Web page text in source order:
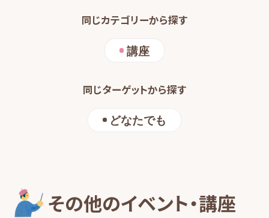
同じカテゴリーから探す
講座
同じターゲットから探す
どなたでも
その他のイベント・講座